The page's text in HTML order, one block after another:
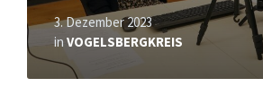
3. Dezember 2023
in VOGELSBERGKREIS